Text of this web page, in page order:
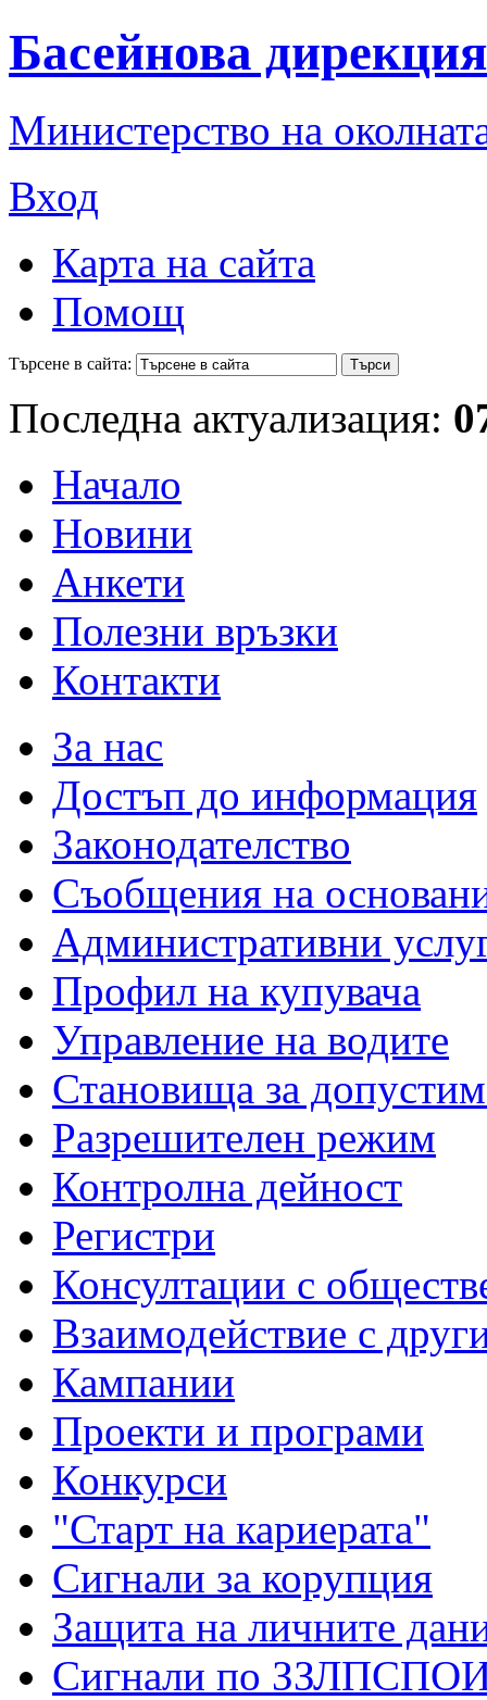
Басейнова
Министерство на
Вход
Карта на сайта
Помощ
Търсене в сайта:
Последна актуализация:
Начало
Новини
Анкети
Полезни връзки
Контакти
За нас
Достъп до информация
Законодателство
Съобщения на
Административни
Профил на купувача
Управление на водите
Становища за
Разрешителен режим
Контролна дейност
Регистри
Консултации с
Взаимодействие с
Кампании
Проекти и програми
Конкурси
"Старт на кариерата"
Сигнали за корупция
Защита на личните
Сигнали по